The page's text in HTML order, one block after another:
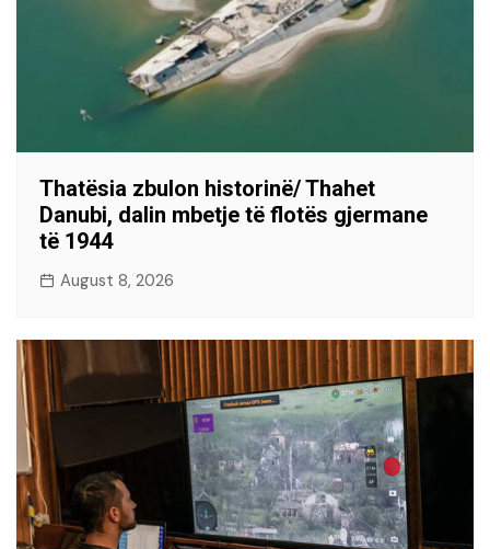
Thatësia zbulon historinë/ Thahet
Danubi, dalin mbetje të flotës gjermane
të 1944
August 8, 2026